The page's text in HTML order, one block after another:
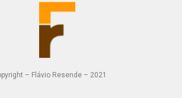
– Flávio Resende – 2021